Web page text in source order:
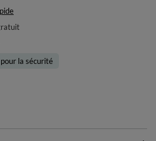
la sécurité